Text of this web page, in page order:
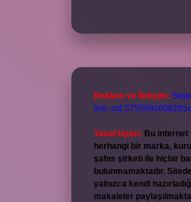
Reklam ve İletişim:
Yasal Uyarı: Bu internet
herhangi bir marka,
şahıs şirketi ile hiçbir
bulunmamaktadır. Sitede
yalnızca kendi
makaleler